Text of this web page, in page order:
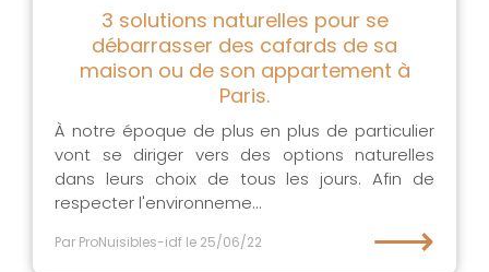
3 solutions naturelles pour se
débarrasser des cafards de sa
maison ou de son appartement à
Paris.
À notre époque de plus en plus de particulier
vont se diriger vers des options naturelles
dans leurs choix de tous les jours. Afin de
respecter l'environneme...
Par ProNuisibles-idf le 25/06/22 ⟶